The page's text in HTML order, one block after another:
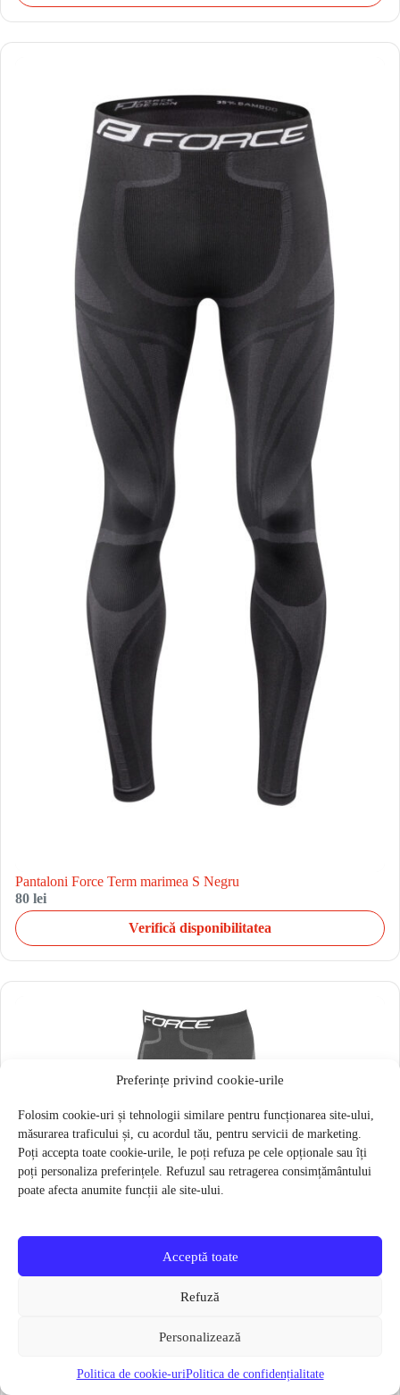
Preferințe privind cookie-urile
Folosim cookie-uri și tehnologii similare pentru funcționarea site-ului,
măsurarea traficului și, cu acordul tău, pentru servicii de marketing.
Poți accepta toate cookie-urile, le poți refuza pe cele opționale sau îți
poți personaliza preferințele. Refuzul sau retragerea consimțământului
poate afecta anumite funcții ale site-ului.
Acceptă toate
Refuză
Personalizează
Politica de cookie-uriPolitica de confidențialitate
Pantaloni Force Term marimea S Negru
80 lei
Verifică disponibilitatea
Pantaloni functionali Force Frost marime L-XL Negru